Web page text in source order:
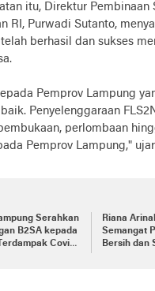
itu, Direktur
RI, Purwadi Sutanto,
berhasil dan sukses
Pemprov Lampung
Penyelenggaraan
perlombaan
Pemprov Lampung,"
Serahkan
B2SA kepada
Covid-
Riana
Semangat
Bersih dan